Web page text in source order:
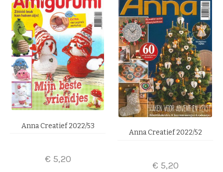
Anna Creatief 2022/53
€ 5,20
Anna Creatief 2022/52
€ 5,20